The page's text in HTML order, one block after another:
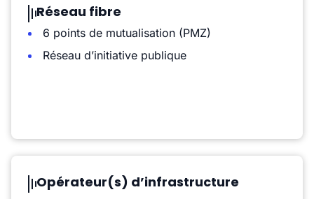
Réseau fibre
6 points de mutualisation (PMZ)
Réseau d’initiative publique
Opérateur(s) d’infrastructure